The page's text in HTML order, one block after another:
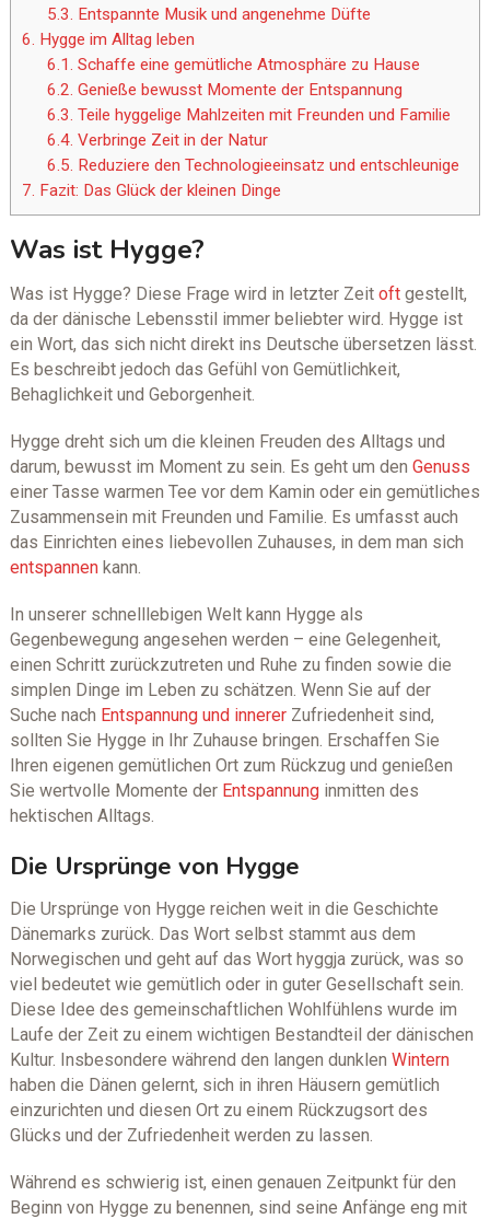
5.3. Entspannte Musik und angenehme Düfte
6. Hygge im Alltag leben
6.1. Schaffe eine gemütliche Atmosphäre zu Hause
6.2. Genieße bewusst Momente der Entspannung
6.3. Teile hyggelige Mahlzeiten mit Freunden und Familie
6.4. Verbringe Zeit in der Natur
6.5. Reduziere den Technologieeinsatz und entschleunige
7. Fazit: Das Glück der kleinen Dinge
Was ist Hygge?
Was ist Hygge? Diese Frage wird in letzter Zeit oftgestellt,
da der dänische Lebensstil immer beliebter wird. Hygge ist
ein Wort, das sich nicht direkt ins Deutsche übersetzen lässt.
Es beschreibt jedoch das Gefühl von Gemütlichkeit,
Behaglichkeit und Geborgenheit.
Hygge dreht sich um die kleinen Freuden des Alltags und
darum, bewusst im Moment zu sein. Es geht um den Genuss
einer Tasse warmen Tee vor dem Kamin oder ein gemütliches
Zusammensein mit Freunden und Familie. Es umfasst auch
das Einrichten eines liebevollen Zuhauses, in dem man sich
entspannenkann.
In unserer schnelllebigen Welt kann Hygge als
Gegenbewegung angesehen werden – eine Gelegenheit,
einen Schritt zurückzutreten und Ruhe zu finden sowie die
simplen Dinge im Leben zu schätzen. Wenn Sie auf der
Suche nach Entspannung und innererZufriedenheit sind,
sollten Sie Hygge in Ihr Zuhause bringen. Erschaffen Sie
Ihren eigenen gemütlichen Ort zum Rückzug und genießen
Sie wertvolle Momente der Entspannunginmitten des
hektischen Alltags.
Die Ursprünge von Hygge
Die Ursprünge von Hygge reichen weit in die Geschichte
Dänemarks zurück. Das Wort selbst stammt aus dem
Norwegischen und geht auf das Wort hyggja zurück, was so
viel bedeutet wie gemütlich oder in guter Gesellschaft sein.
Diese Idee des gemeinschaftlichen Wohlfühlens wurde im
Laufe der Zeit zu einem wichtigen Bestandteil der dänischen
Kultur. Insbesondere während den langen dunklen Wintern
haben die Dänen gelernt, sich in ihren Häusern gemütlich
einzurichten und diesen Ort zu einem Rückzugsort des
Glücks und der Zufriedenheit werden zu lassen.
Während es schwierig ist, einen genauen Zeitpunkt für den
Beginn von Hygge zu benennen, sind seine Anfänge eng mit